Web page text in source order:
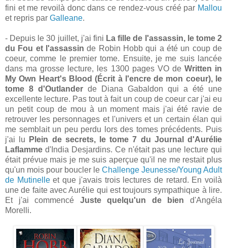
fini et me revoilà donc dans ce rendez-vous créé par Mallou
et repris par Galleane.
- Depuis le 30 juillet, j'ai fini La fille de l'assassin, le tome 2
du Fou et l'assassin de Robin Hobb qui a été un coup de
coeur, comme le premier tome. Ensuite, je me suis lancée
dans ma grosse lecture, les 1300 pages VO de Written in
My Own Heart's Blood (Écrit à l'encre de mon coeur), le
tome 8 d'Outlander de Diana Gabaldon qui a été une
excellente lecture. Pas tout à fait un coup de coeur car j'ai eu
un petit coup de mou à un moment mais j'ai été ravie de
retrouver les personnages et l'univers et un certain élan qui
me semblait un peu perdu lors des tomes précédents. Puis
j'ai lu
Plein de secrets, le tome 7 du Journal d'Aurélie
Laflamme d'India Desjardins. Ce n'était pas une lecture qui
était prévue mais je me suis aperçue qu'il ne me restait plus
qu'un mois pour boucler le Challenge Jeunesse/Young Adult
de Mutinelleet que j'avais trois lectures de retard. En voilà
une de faite avec Aurélie qui est toujours sympathique à lire.
Et j'ai commencé Juste quelqu'un de bien d'Angéla
Morelli.